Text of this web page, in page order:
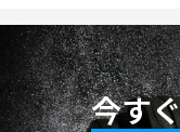
今す